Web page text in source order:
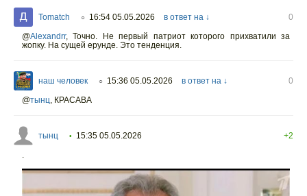
Tomatch ○ 16:54 05.05.2026 в ответ на ↓
0
@Alexandrr, Точно. Не первый патриот которого прихватили за
жопку. На сущей ерунде. Это тенденция.
наш человек ○ 15:36 05.05.2026 в ответ на ↓
0
@тынц, КРАСАВА
тынц • 15:35 05.05.2026
+2
.